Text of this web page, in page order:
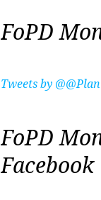
FoPD
Tweets by
FoPD
Facebook